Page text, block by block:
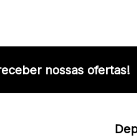
nossas ofertas!